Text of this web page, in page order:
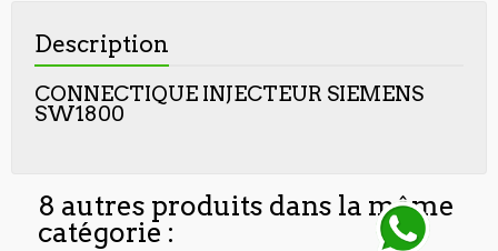
Description
CONNECTIQUE INJECTEUR SIEMENS
SW1800
8 autres produits dans la même
catégorie :